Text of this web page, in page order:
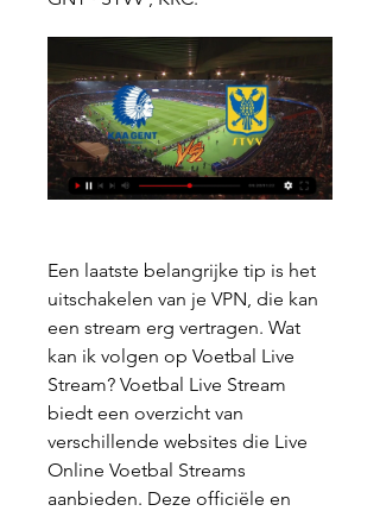
Een laatste belangrijke tip is het
uitschakelen van je VPN, die kan
een stream erg vertragen. Wat
kan ik volgen op Voetbal Live
Stream? Voetbal Live Stream
biedt een overzicht van
verschillende websites die Live
Online Voetbal Streams
aanbieden. Deze officiële en